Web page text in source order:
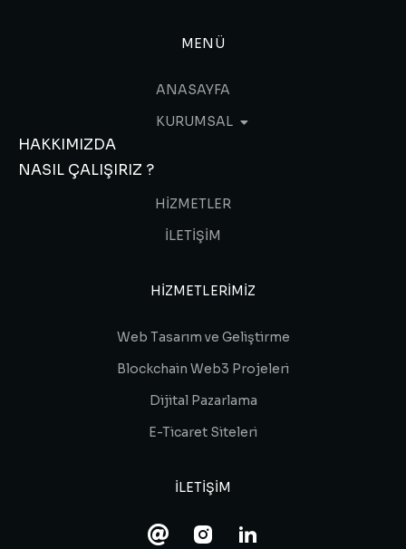
MENÜ
ANASAYFA
KURUMSAL
HAKKIMIZDA
NASIL ÇALIŞIRIZ ?
HİZMETLER
İLETİŞİM
HIZMETLERIMIZ
Web Tasarım ve Geliştirme
Blockchain Web3 Projeleri
Dijital Pazarlama
E-Ticaret Siteleri
ILETIŞIM